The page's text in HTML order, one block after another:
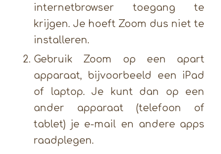
internetbrowser toegang te
krijgen. Je hoeft Zoom dus niet te
installeren.
Gebruik Zoom op een apart
apparaat, bijvoorbeeld een iPad
of laptop. Je kunt dan op een
ander apparaat (telefoon of
tablet) je e-mail en andere apps
raadplegen.